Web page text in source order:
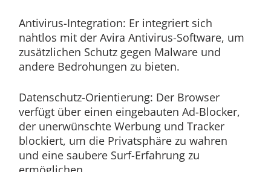
Antivirus-Integration: Er integriert sich
nahtlos mit der Avira Antivirus-Software, um
zusätzlichen Schutz gegen Malware und
andere Bedrohungen zu bieten.
Datenschutz-Orientierung: Der Browser
verfügt über einen eingebauten Ad-Blocker,
der unerwünschte Werbung und Tracker
blockiert, um die Privatsphäre zu wahren
und eine saubere Surf-Erfahrung zu